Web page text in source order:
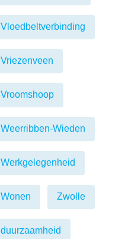
Vloedbeltverbinding
Vriezenveen
Vroomshoop
Weerribben-Wieden
Werkgelegenheid
Wonen Zwolle
duurzaamheid